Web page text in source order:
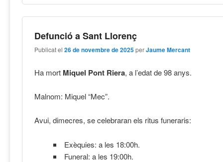
Defunció a Sant Llorenç
Publicat el26 de novembre de 2025 perJaume Mercant
Ha mort Miquel Pont Riera, a l’edat de 98 anys.
Malnom: Miquel “Mec”.
Avui, dimecres, se celebraran els ritus funeraris:
Exèquies: a les 18:00h.
Funeral: a les 19:00h.